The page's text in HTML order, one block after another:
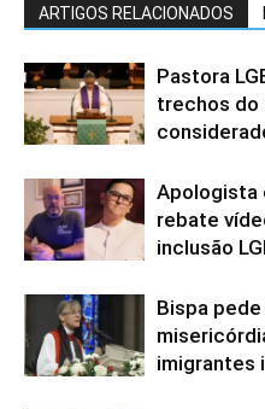
ARTIGOS RELACIONADOS
Pastora
trechos do
Apologista
rebate
inclusão
Bispa pede
imigrantes